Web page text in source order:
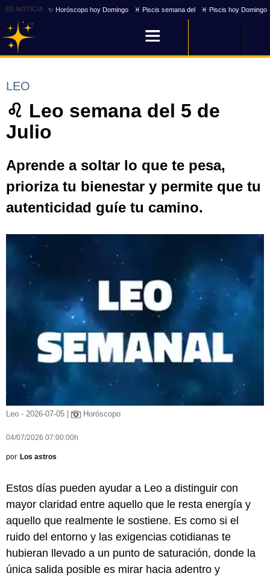
ES NOTICIA ✨ Horóscopo hoy Domingo ♓ Piscis semana del ♓ Piscis hoy Domingo
LEO
♌ Leo semana del 5 de
Julio
Aprende a soltar lo que te pesa,
prioriza tu bienestar y permite que tu
autenticidad guíe tu camino.
Leo - 2026-07-05 | Horóscopo
04/07/2026 07:00:00h
por Los astros
Estos días pueden ayudar a Leo a distinguir con
mayor claridad entre aquello que le resta energía y
aquello que realmente le sostiene. Es como si el
ruido del entorno y las exigencias cotidianas te
hubieran llevado a un punto de saturación, donde la
única salida posible es mirar hacia adentro y